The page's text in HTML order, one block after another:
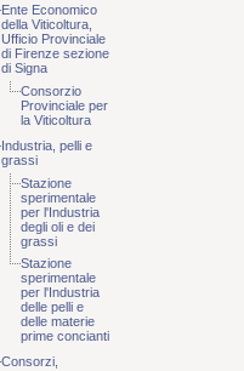
Ente Economico
della Viticoltura,
Ufficio Provinciale
di Firenze sezione
di Signa
Consorzio
Provinciale per
la Viticoltura
Industria, pelli e
grassi
Stazione
sperimentale
per l'Industria
degli oli e dei
grassi
Stazione
sperimentale
per l'Industria
delle pelli e
delle materie
prime concianti
Consorzi,